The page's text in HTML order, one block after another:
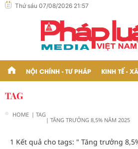
Thứ sáu 07/08/2026 21:57
NỘI CHÍNH - TƯ PHÁP KINH TẾ -
TAG
HOME | TAG
| TĂNG TRƯỞNG 8,5% NĂM 2025
1 Kết quả cho tags: " Tăng trưởng